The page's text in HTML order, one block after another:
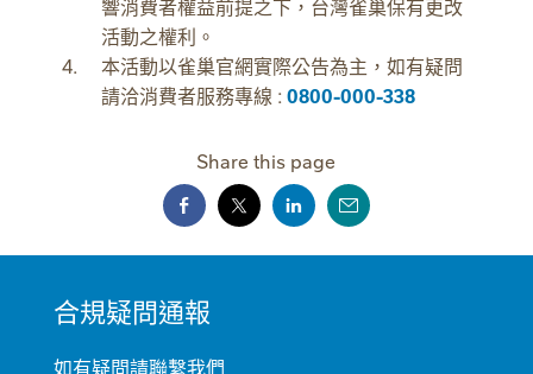
響消費者權益前提之下，台灣雀巢保有更改
活動之權利。
本活動以雀巢官網實際公告為主，如有疑問
請洽消費者服務專線 :0800-000-338
Share this page
FOOTER
合規疑問通報
如有疑問請聯繫我們